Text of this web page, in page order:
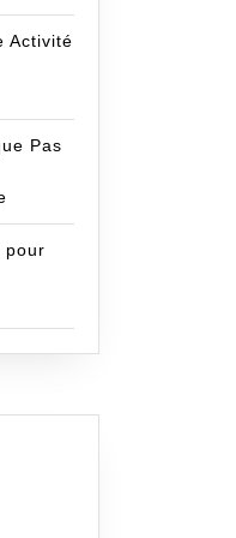
Activité
Pas
pour